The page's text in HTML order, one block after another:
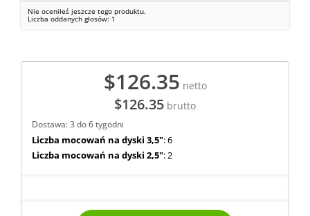
Nie oceniłeś jeszcze tego produktu.
Liczba oddanych głosów: 1
$126.35 netto
$126.35 brutto
Dostawa: 3 do 6 tygodni
Liczba mocowań na dyski 3,5": 6
Liczba mocowań na dyski 2,5": 2